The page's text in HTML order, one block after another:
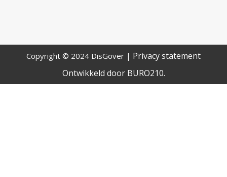
Copyright © 2024 DisGover | Privacy statement
Ontwikkeld door BURO210.